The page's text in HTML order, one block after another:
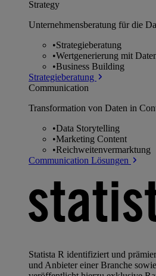
Strategy
Unternehmens­beratung für die
•Strategieberatung
•Wertgenerierung mit
•Business Building
Strategieberatung
Communication
Transformation von Daten in
•Data Storytelling
•Marketing Content
•Reichweitenvermarktung
Communication Lösungen
Statista R identifiziert und
und Anbieter einer Branche